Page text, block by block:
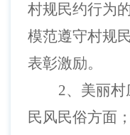
村规民约行为
模范遵守村规
表彰激励。
2、 美丽村
民风民俗方面